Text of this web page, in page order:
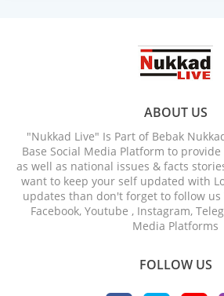
ABOUT US
"Nukkad Live" Is Part of Bebak
Base Social Media Platform to
as well as national issues & facts
want to keep your self updated with
updates than don't forget to follow us
Facebook, Youtube , Instagram,
Media Platforms
FOLLOW US